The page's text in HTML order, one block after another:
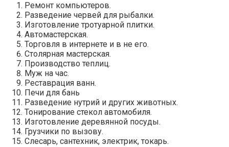
Ремонт компьютеров.
Разведение червей для рыбалки.
Изготовление тротуарной плитки.
Автомастерская.
Торговля в интернете и в не его.
Столярная мастерская.
Производство теплиц.
Муж на час.
Реставрация ванн.
Печи для бань
Разведение нутрий и других животных.
Тонирование стекол автомобиля.
Изготовление деревянной посуды.
Грузчики по вызову.
Слесарь, сантехник, электрик, токарь.